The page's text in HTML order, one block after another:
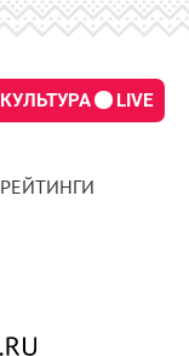
КУЛЬТУРА LIVE
РЕЙТИНГИ